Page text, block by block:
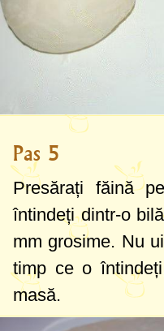
Pas 5
Presărați făină
întindeți dintr-o
mm grosime. Nu
timp ce o
masă.